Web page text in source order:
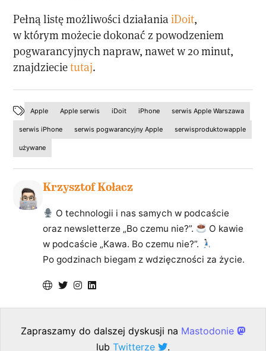
Pełną listę możliwości działaniaiDoit,
w którym możecie dokonać z powodzeniem
pogwarancyjnych napraw, nawet w 20 minut,
znajdziecietutaj.
Apple Apple serwis iDoit iPhone serwis Apple Warszawa
serwis iPhone serwis pogwarancyjny Apple serwisproduktowapple
używane
Krzysztof Kołacz
O technologii i nas samych w podcaście
oraz newsletterze „Bo czemu nie?”.
O kawie
w podcaście „Kawa. Bo czemu nie?”.
Po godzinach biegam z wdzięczności za życie.
Zapraszamy do dalszej dyskusji na Mastodonie
lub Twitterze .